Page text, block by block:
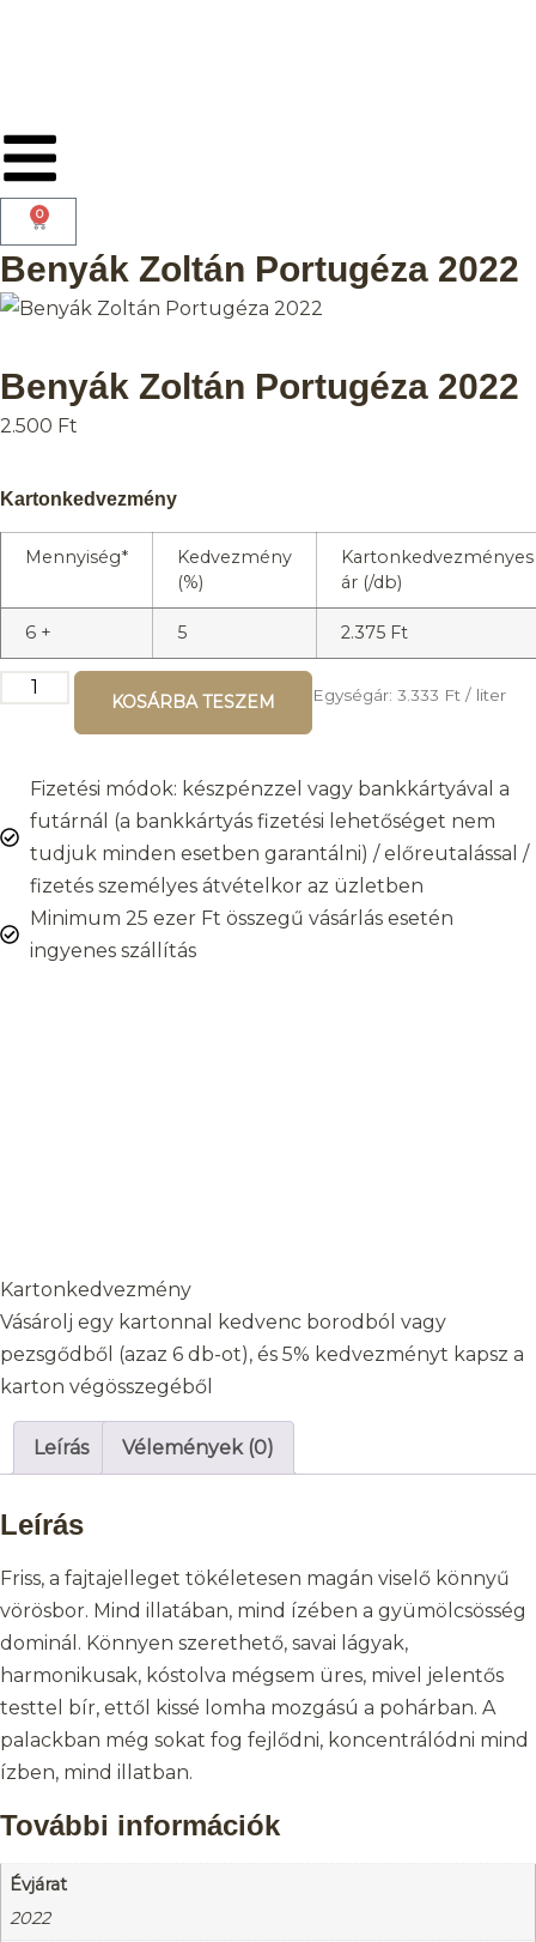
0
Benyák Zoltán Portugéza 2022
Benyák Zoltán Portugéza 2022
2.500 Ft
Kartonkedvezmény
Mennyiség*
Kedvezmény
(%)
Kartonkedvezményes
ár (/db)
6 + 5 2.375 Ft
KOSÁRBA TESZEM Egységár:3.333 Ft / liter
Fizetési módok: készpénzzel vagy bankkártyával a
futárnál (a bankkártyás fizetési lehetőséget nem
tudjuk minden esetben garantálni) / előreutalással /
fizetés személyes átvételkor az üzletben
Minimum 25 ezer Ft összegű vásárlás esetén
ingyenes szállítás
Kartonkedvezmény
Vásárolj egy kartonnal kedvenc borodból vagy
pezsgődből (azaz 6 db-ot), és 5% kedvezményt kapsz a
karton végösszegéből
Leírás Vélemények (0)
Leírás
Friss, a fajtajelleget tökéletesen magán viselő könnyű
vörösbor. Mind illatában, mind ízében a gyümölcsösség
dominál. Könnyen szerethető, savai lágyak,
harmonikusak, kóstolva mégsem üres, mivel jelentős
testtel bír, ettől kissé lomha mozgású a pohárban. A
palackban még sokat fog fejlődni, koncentrálódni mind
ízben, mind illatban.
További információk
Évjárat
2022